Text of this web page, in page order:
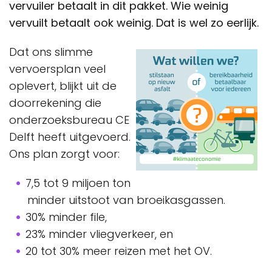
vervuiler betaalt in dit pakket. Wie weinig
vervuilt betaalt ook weinig. Dat is wel zo eerlijk.
Dat ons slimme
vervoersplan veel
oplevert, blijkt uit de
doorrekening die
onderzoeksbureau CE
Delft heeft uitgevoerd.
Ons plan zorgt voor:
7,5 tot 9 miljoen ton
minder uitstoot van broeikasgassen.
30% minder file,
23% minder vliegverkeer, en
20 tot 30% meer reizen met het OV.